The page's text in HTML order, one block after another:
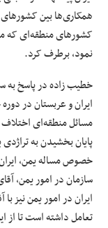
همکاری‌ها بین
کشورهای منطقه‌ای که
نمود، برطرف کرد.
خطیب زاده در پاسخ به
ایران و عربستان در
مسائل منطقه‌ای
پایان بخشیدن به
خصوص مساله یمن، ایران
سازمان در امور یمن،
ایران در امور یمن نیز
تعامل داشته است تا از